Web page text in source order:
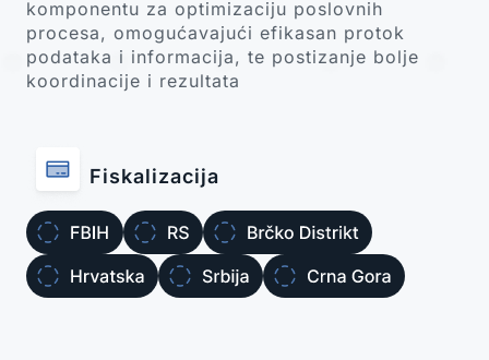
komponentu za optimizaciju poslovnih
procesa, omogućavajući efikasan protok
podataka i informacija, te postizanje bolje
koordinacije i rezultata
Fiskalizacija